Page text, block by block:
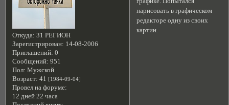
Откуда: 31 РЕГИОН
Зарегистрирован: 14-08-2006
Приглашений: 0
Сообщений: 951
Пол: Мужской
Возраст: 41 [1984-09-04]
Провел на форуме:
12 дней 22 часа
нарисовать в графическом
редакторе одну из своих
картин.